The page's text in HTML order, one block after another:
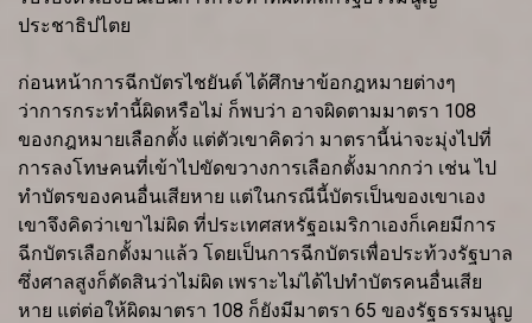
ประชาธิปไตย
ก่อนหน้าการฉีกบัตรไชยันต์ ได้ศึกษาข้อกฎหมายต่างๆ
ว่าการกระทำนี้ผิดหรือไม่ ก็พบว่า อาจผิดตามมาตรา 108
ของกฎหมายเลือกตั้ง แต่ตัวเขาคิดว่า มาตรานี้น่าจะมุ่งไปที่
การลงโทษคนที่เข้าไปขัดขวางการเลือกตั้งมากกว่า เช่น ไป
ทำบัตรของคนอื่นเสียหาย แต่ในกรณีนี้บัตรเป็นของเขาเอง
เขาจึงคิดว่าเขาไม่ผิด ที่ประเทศสหรัฐอเมริกาเองก็เคยมีการ
ฉีกบัตรเลือกตั้งมาแล้ว โดยเป็นการฉีกบัตรเพื่อประท้วงรัฐบาล
ซึ่งศาลสูงก็ตัดสินว่าไม่ผิด เพราะไม่ได้ไปทำบัตรคนอื่นเสีย
หาย แต่ต่อให้ผิดมาตรา 108 ก็ยังมีมาตรา 65 ของรัฐธรรมนูญ